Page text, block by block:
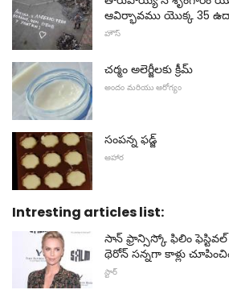
ఆవిర్భావము యొక్క 35
హౌస్
చర్మం అలెర్జీలకు క్రీమ్
అందం మరియు ఆరోగ్యం
సంపన్న ఫడ్జ్
ఆహార
Intresting articles list:
సాన్ ఫ్రాన్సిస్కో ఫిలిం
థెరోన్ సన్నగా కాళ్లు
స్టార్